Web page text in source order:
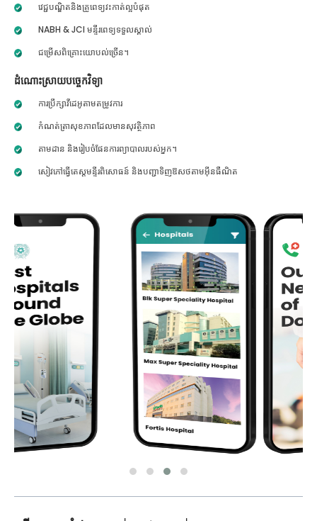
វេជ្ជបណ្ឌិតនិងគ្រូពេទ្យវះកាត់ល្អបំផុត
NABH & JCI មន្ទីរពេទ្យទទួលស្គាល់
ជម្រើសពិគ្រោះយោបល់ច្រើន។
ដំណោះស្រាយបច្ចេកវិទ្យា
ការប្រឹក្សាវីដេអូតាមតម្រូវការ
កំណត់ត្រាសុខភាពដែលមានសុវត្ថិភាព
តាមដាន និងរៀបចំផែនការព្យាបាលរបស់អ្នក។
សៀវភៅធ្វើតេស្តមន្ទីរពិសោធន៍ និងបញ្ជាទិញឱសថតាមអ៊ីនធឺណិត